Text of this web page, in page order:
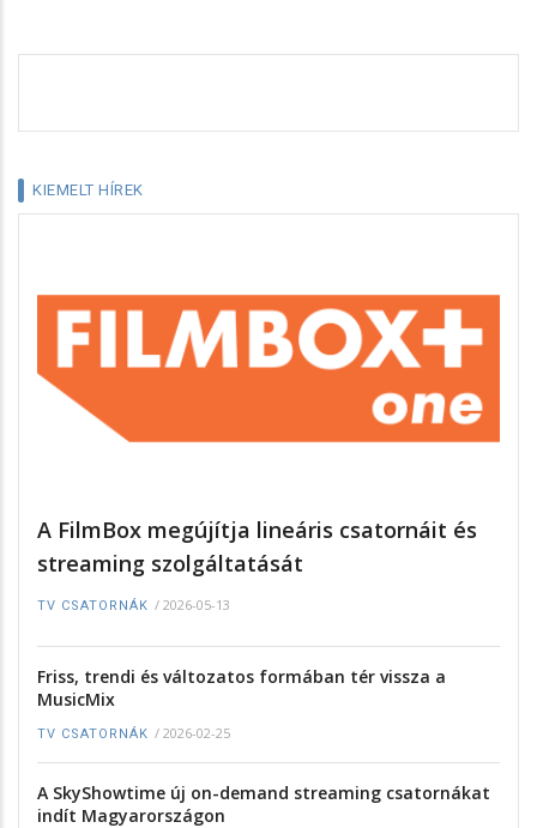
KIEMELT HÍREK
A FilmBox megújítja lineáris csatornáit és
streaming szolgáltatását
TV CSATORNÁK / 2026-05-13
Friss, trendi és változatos formában tér vissza a
MusicMix
TV CSATORNÁK / 2026-02-25
A SkyShowtime új on-demand streaming csatornákat
indít Magyarországon